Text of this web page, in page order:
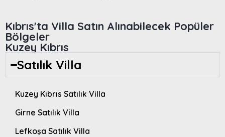
Kıbrıs'ta Villa Satın Alınabilecek Popüler
Bölgeler
Kuzey Kıbrıs
Satılık Villa
Kuzey Kıbrıs Satılık Villa
Girne Satılık Villa
Lefkoşa Satılık Villa